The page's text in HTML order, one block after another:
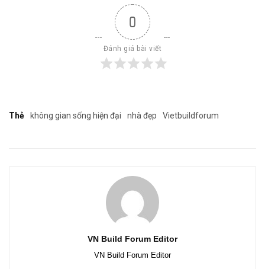
0
Đánh giá bài viết
Thẻ không gian sống hiện đại nhà đẹp Vietbuildforum
VN Build Forum Editor
VN Build Forum Editor